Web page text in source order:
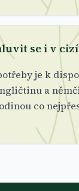
se i v
je k
a
co